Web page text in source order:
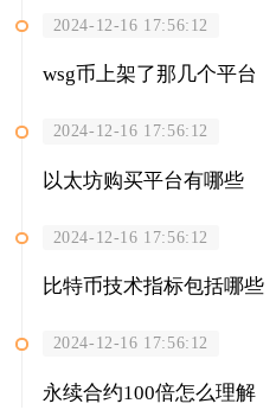
2024-12-16 17:56:12
wsg币上架了那几个平台
2024-12-16 17:56:12
以太坊购买平台有哪些
2024-12-16 17:56:12
比特币技术指标包括哪些
2024-12-16 17:56:12
永续合约100倍怎么理解